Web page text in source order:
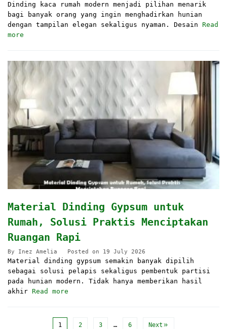
Dinding kaca rumah modern menjadi pilihan menarik
bagi banyak orang yang ingin menghadirkan hunian
dengan tampilan elegan sekaligus nyaman. Desain Read
more
Material Dinding Gypsum untuk
Rumah, Solusi Praktis Menciptakan
Ruangan Rapi
By Inez Amelia Posted on 19 July 2026
Material dinding gypsum semakin banyak dipilih
sebagai solusi pelapis sekaligus pembentuk partisi
pada hunian modern. Tidak hanya memberikan hasil
akhir Read more
1 2 3 … 6 Next